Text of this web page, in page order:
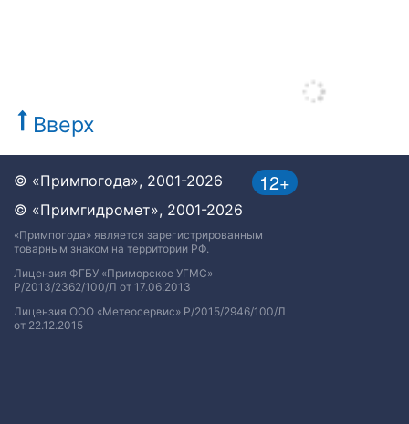
Вверх
12+
© «Примпогода», 2001-2026
© «Примгидромет», 2001-2026
«Примпогода» является зарегистрированным
товарным знаком на территории РФ.
Лицензия ФГБУ «Приморское УГМС»
Р/2013/2362/100/Л от 17.06.2013
Лицензия ООО «Метеосервис» Р/2015/2946/100/Л
от 22.12.2015